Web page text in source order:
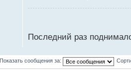
Последний раз
Показать сообщения за: